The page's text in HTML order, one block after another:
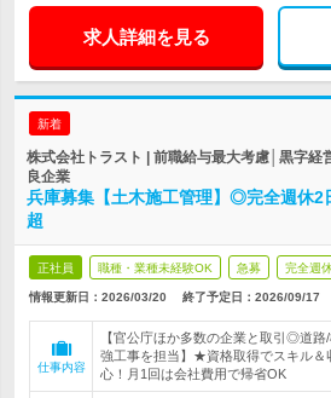
求人詳細を見る
新着
株式会社トラスト | 前職給与最大考慮│黒字経
良企業
兵庫募集【土木施工管理】◎完全週休2
超
正社員 職種・業種未経験OK 急募 完全週
情報更新日：2026/03/20 終了予定日： 2026/09/17
仕事内容
【官公庁ほか多数の企業と取引◎道
強工事を担当】★資格取得でスキル
心！月1回は会社費用で帰省OK